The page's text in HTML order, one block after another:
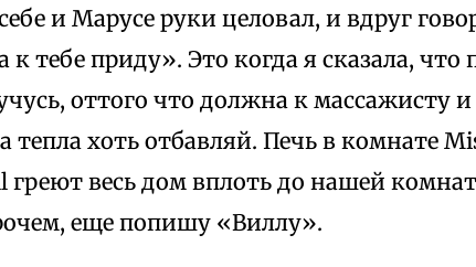
и Марусе руки целовал, и вдруг
к тебе приду». Это когда я сказала, что
оттого что должна к массажисту
тепла хоть отбавляй. Печь в комнате
греют весь дом вплоть до нашей
еще попишу «Виллу».